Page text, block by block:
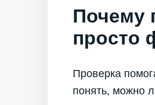
Почему
просто
Проверка
понять, можно